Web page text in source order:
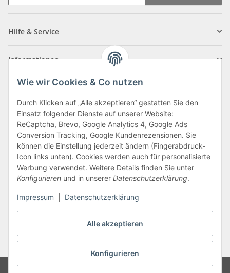
Alle akzeptieren
Konfigurieren
Wie wir Cookies & Co nutzen
Durch Klicken auf „Alle akzeptieren“ gestatten Sie den
Einsatz folgender Dienste auf unserer Website:
ReCaptcha, Brevo, Google Analytics 4, Google Ads
Conversion Tracking, Google Kundenrezensionen. Sie
können die Einstellung jederzeit ändern (Fingerabdruck-
Icon links unten). Cookies werden auch für personalisierte
Werbung verwendet. Weitere Details finden Sie unter
Konfigurieren und in unserer Datenschutzerklärung.
Impressum Datenschutzerklärung
Hilfe & Service
Informationen
Zahlungsarten
Vertrag widerrufen
* Alle Preise inkl. gesetzlicher USt., zzgl.Versand
Google Analytics deaktivieren